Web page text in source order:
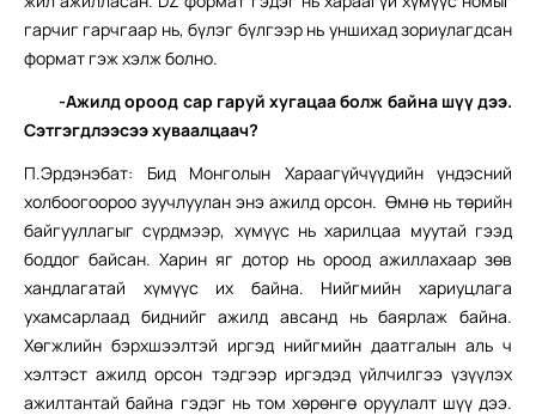
гарчиг гарчгаар нь, бүлэг бүлгээр нь уншихад зориулагдсан
формат гэж хэлж болно.
-Ажилд ороод сар гаруй хугацаа болж байна шүү дээ.
Сэтгэгдлээсээ хуваалцаач?
П.Эрдэнэбат: Бид Монголын Хараагүйчүүдийн үндэсний
холбоогоороо зуучлуулан энэ ажилд орсон. Өмнө нь төрийн
байгууллагыг сүрдмээр, хүмүүс нь харилцаа муутай гээд
боддог байсан. Харин яг дотор нь ороод ажиллахаар зөв
хандлагатай хүмүүс их байна. Нийгмийн хариуцлага
ухамсарлаад биднийг ажилд авсанд нь баярлаж байна.
Хөгжлийн бэрхшээлтэй иргэд нийгмийн даатгалын аль ч
хэлтэст ажилд орсон тэдгээр иргэдэд үйлчилгээ үзүүлэх
ажилтантай байна гэдэг нь том хөрөнгө оруулалт шүү дээ.